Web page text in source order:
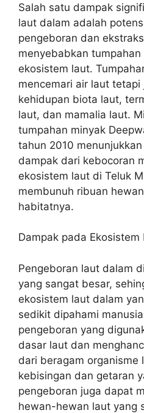
Salah satu dampak
laut dalam adalah
pengeboran dan
menyebabkan
ekosistem laut.
mencemari air laut tetapi
kehidupan biota laut,
laut, dan mamalia laut.
tumpahan minyak
tahun 2010
dampak dari kebocoran
ekosistem laut di Teluk
membunuh ribuan
habitatnya.
Dampak pada Ekosistem
Pengeboran laut dalam
yang sangat besar,
ekosistem laut dalam
sedikit dipahami
pengeboran yang
dasar laut dan
dari beragam organisme
kebisingan dan getaran
pengeboran juga dapat
hewan-hewan laut yang